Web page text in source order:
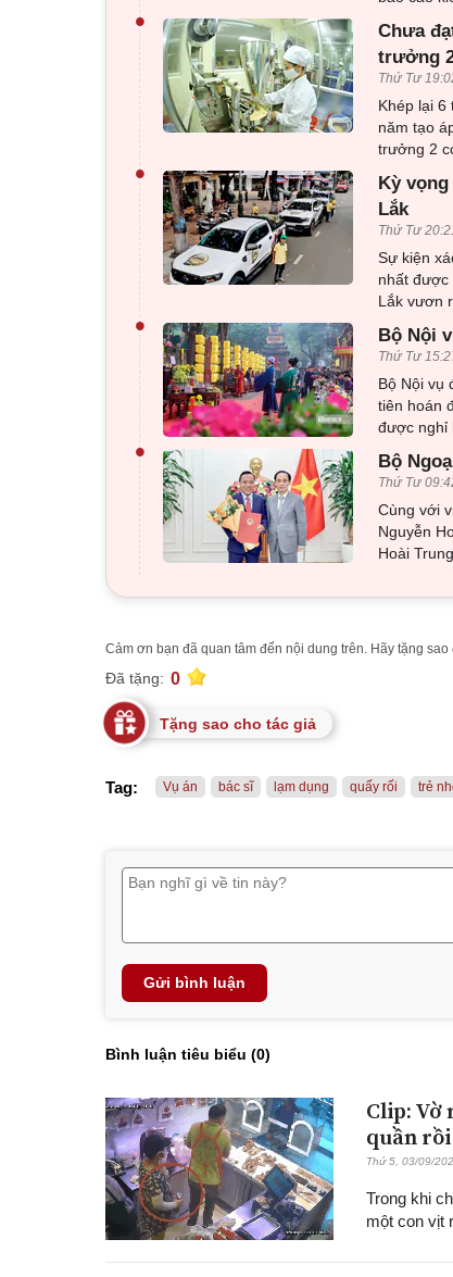
•
Chưa
trưởng
Thứ Tư
Khép lại 6
năm tạo
trưởng 2
•
Kỳ
Lắk
Thứ Tư
Sự kiện
nhất được
Lắk vươn
• Bộ Nội
Thứ Tư
Bộ Nội vụ
tiên hoán
được nghỉ
• Bộ
Thứ Tư
Cùng với
Nguyễn
Hoài
Cảm ơn bạn đã quan tâm đến nội dung trên. Hãy tặng
Đã tặng: 0
Tặng sao cho tác giả
Tag: Vụ án bác sĩ lạm dụng quấy rối trẻ
Gửi bình luận
Bình luận tiêu biểu (0)
Clip: Vờ
quần
Thứ 5, 03/09/
Trong khi
một con vịt